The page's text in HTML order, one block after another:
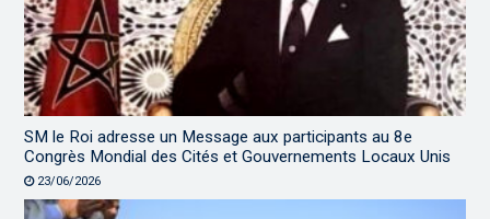
SM le Roi adresse un Message aux participants au 8e
Congrès Mondial des Cités et Gouvernements Locaux Unis
23/06/2026